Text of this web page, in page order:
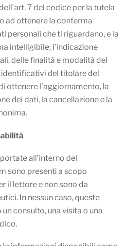
7 del codice per la tutela
ad ottenere la conferma
personali che ti riguardano, e la
intelligibile; l’indicazione
delle finalità e modalità del
del titolare del
l’aggiornamento, la
dei dati, la cancellazione e la
all’interno del
sono presenti a scopo
il lettore e non sono da
In nessun caso, queste
consulto, una visita o una